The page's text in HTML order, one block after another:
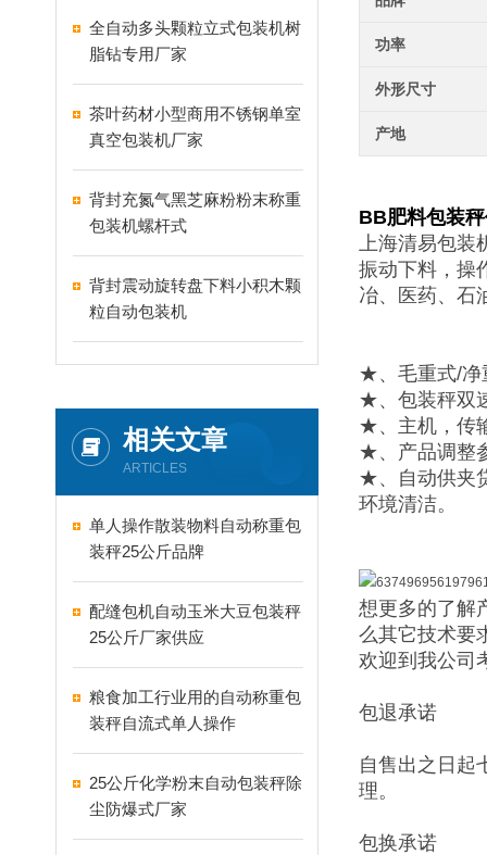
全自动多头颗粒立式包装机树
脂钻专用厂家
茶叶药材小型商用不锈钢单室
真空包装机厂家
背封充氮气黑芝麻粉粉末称重
包装机螺杆式
背封震动旋转盘下料小积木颗
粒自动包装机
相关文章
ARTICLES
单人操作散装物料自动称重包
装秤25公斤品牌
配缝包机自动玉米大豆包装秤
25公斤厂家供应
粮食加工行业用的自动称重包
装秤自流式单人操作
25公斤化学粉末自动包装秤除
尘防爆式厂家
功率
外形尺寸
产地
BB肥料包装
上海清易包装
振动下料，操
冶、医药、石
★、毛重式/净
★、包装秤双
★、主机，传
★、产品调整
★、自动供夹
环境清洁。
想更多的了解
么其它技术要
欢迎到我公司
包退承诺
自售出之日起
理。
包换承诺